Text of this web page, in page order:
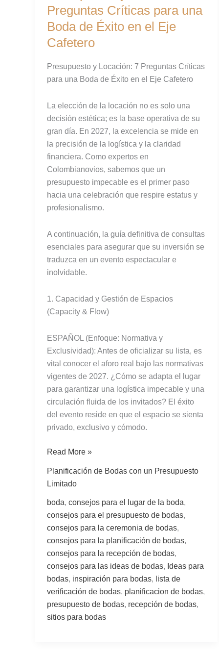
Preguntas Críticas para una
Boda de Éxito en el Eje
Cafetero
Presupuesto y Locación: 7 Preguntas Críticas
para una Boda de Éxito en el Eje Cafetero
La elección de la locación no es solo una
decisión estética; es la base operativa de su
gran día. En 2027, la excelencia se mide en
la precisión de la logística y la claridad
financiera. Como expertos en
Colombianovios, sabemos que un
presupuesto impecable es el primer paso
hacia una celebración que respire estatus y
profesionalismo.
A continuación, la guía definitiva de consultas
esenciales para asegurar que su inversión se
traduzca en un evento espectacular e
inolvidable.
1. Capacidad y Gestión de Espacios
(Capacity & Flow)
ESPAÑOL (Enfoque: Normativa y
Exclusividad): Antes de oficializar su lista, es
vital conocer el aforo real bajo las normativas
vigentes de 2027. ¿Cómo se adapta el lugar
para garantizar una logística impecable y una
circulación fluida de los invitados? El éxito
del evento reside en que el espacio se sienta
privado, exclusivo y cómodo.
Read More »
Planificación de Bodas con un Presupuesto
Limitado
boda, consejos para el lugar de la boda,
consejos para el presupuesto de bodas,
consejos para la ceremonia de bodas,
consejos para la planificación de bodas,
consejos para la recepción de bodas,
consejos para las ideas de bodas, Ideas para
bodas, inspiración para bodas, lista de
verificación de bodas, planificacion de bodas,
presupuesto de bodas, recepción de bodas,
sitios para bodas